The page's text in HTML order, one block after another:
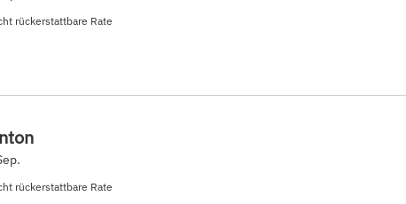
rückerstattbare Rate
rückerstattbare Rate